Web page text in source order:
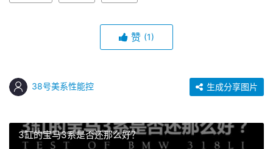
赞 (1)
38号美系性能控 生成分享图片
3缸的宝马3系是否还那么好？